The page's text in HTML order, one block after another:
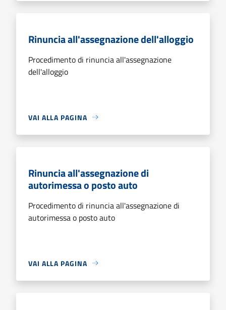
Rinuncia all'assegnazione dell'alloggio
Procedimento di rinuncia all'assegnazione
dell'alloggio
VAI ALLA PAGINA
Rinuncia all'assegnazione di
autorimessa o posto auto
Procedimento di rinuncia all'assegnazione di
autorimessa o posto auto
VAI ALLA PAGINA